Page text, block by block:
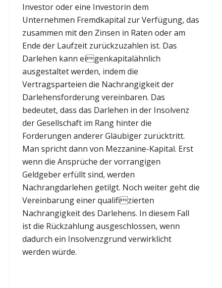
Investor oder eine Investorin dem
Unternehmen Fremdkapital zur Verfügung, das
zusammen mit den Zinsen in Raten oder am
Ende der Laufzeit zurückzuzahlen ist. Das
Darlehen kann eigenkapitalähnlich
ausgestaltet werden, indem die
Vertragsparteien die Nachrangigkeit der
Darlehensforderung vereinbaren. Das
bedeutet, dass das Darlehen in der Insolvenz
der Gesellschaft im Rang hinter die
Forderungen anderer Gläubiger zurücktritt.
Man spricht dann von Mezzanine-Kapital. Erst
wenn die Ansprüche der vorrangigen
Geldgeber erfüllt sind, werden
Nachrangdarlehen getilgt. Noch weiter geht die
Vereinbarung einer qualifizierten
Nachrangigkeit des Darlehens. In diesem Fall
ist die Rückzahlung ausgeschlossen, wenn
dadurch ein Insolvenzgrund verwirklicht
werden würde.